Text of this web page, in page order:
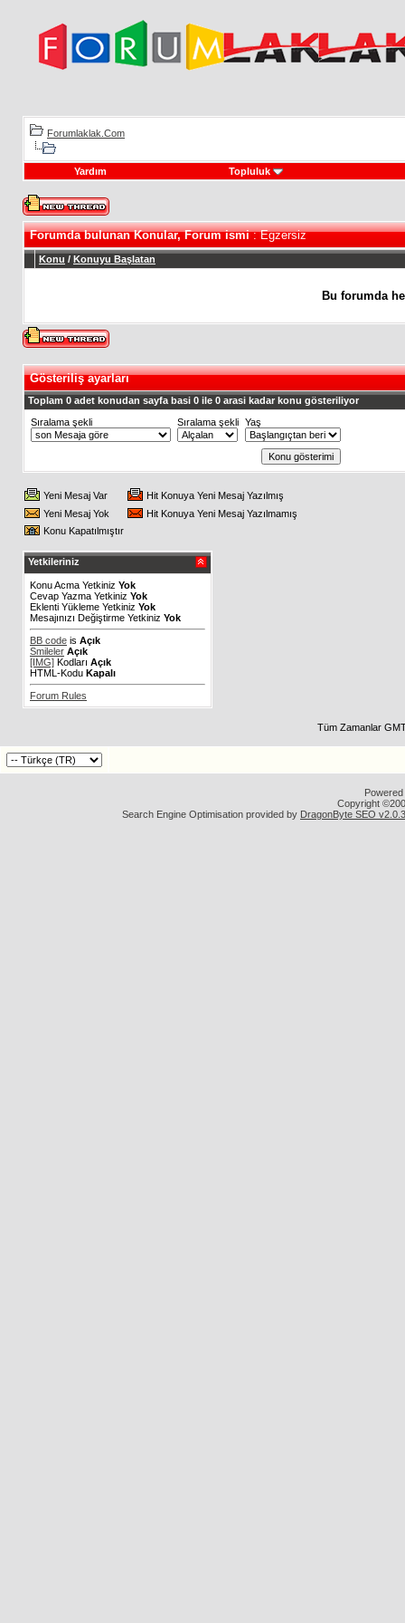
Forumlaklak.Com
Yardım Topluluk
Forumda bulunan Konular, Forum ismi: Egzersiz
Konu / Konuyu Başlatan
Bu forumda
Gösteriliş ayarları
Toplam 0 adet konudan sayfa basi 0 ile 0 arasi kadar konu gösteriliyor
Sıralama şekli
Sıralama şekli Yaş
Yeni Mesaj Var
Hit Konuya Yeni Mesaj Yazılmış
Yeni Mesaj Yok
Hit Konuya Yeni Mesaj Yazılmamış
Konu Kapatılmıştır
Yetkileriniz
Konu Acma Yetkiniz Yok
Cevap Yazma Yetkiniz Yok
Eklenti Yükleme Yetkiniz Yok
Mesajınızı Değiştirme Yetkiniz Yok
BB code is Açık
Smileler Açık
[IMG] Kodları Açık
HTML-Kodu Kapalı
Forum Rules
Tüm Zamanlar
Copyright
Search Engine Optimisation provided by DragonByte SEO